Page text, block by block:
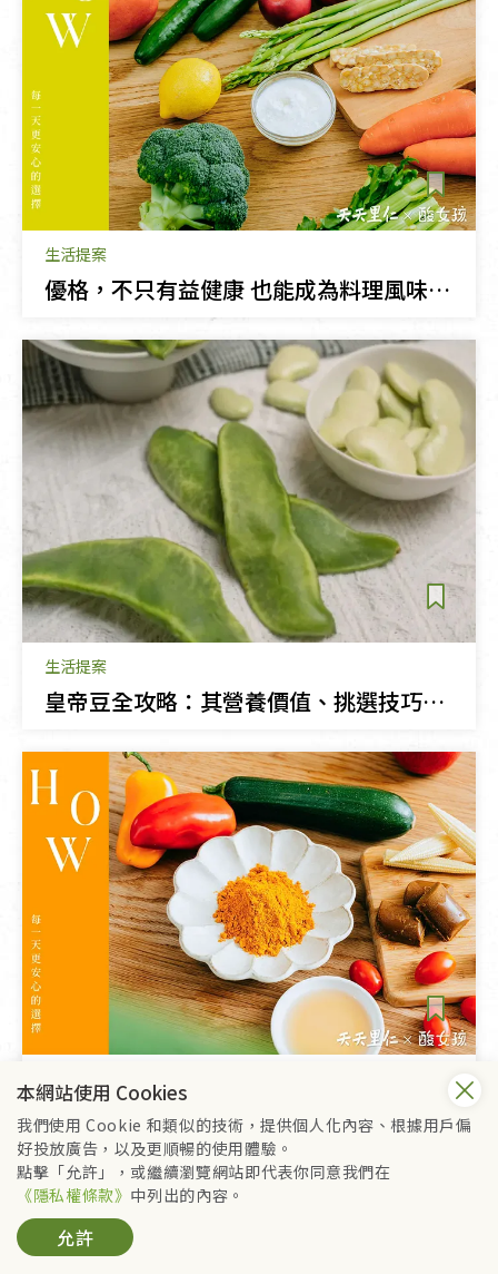
生活提案
優格，不只有益健康 也能成為料理風味的關鍵
生活提案
皇帝豆全攻略：其營養價值、挑選技巧與食譜
一匙薑黃的美味升級練習｜薑黃x 淺漬醋，打造料理黃金比例
本網站使用 Cookies
我們使用 Cookie 和類似的技術，提供個人化內容、根據用戶偏
好投放廣告，以及更順暢的使用體驗。
點擊「允許」，或繼續瀏覽網站即代表你同意我們在
《隱私權條款》 中列出的內容。
允許